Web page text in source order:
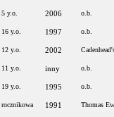
5 y.o. 2006 o.b.
16 y.o. 1997 o.b.
12 y.o. 2002
11 y.o. inny o.b.
19 y.o. 1995 o.b.
rocznikowa 1991 Thomas